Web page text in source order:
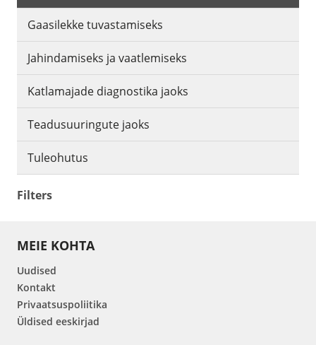
Gaasilekke tuvastamiseks
Jahindamiseks ja vaatlemiseks
Katlamajade diagnostika jaoks
Teadusuuringute jaoks
Tuleohutus
Filters
MEIE KOHTA
Uudised
Kontakt
Privaatsuspoliitika
Üldised eeskirjad